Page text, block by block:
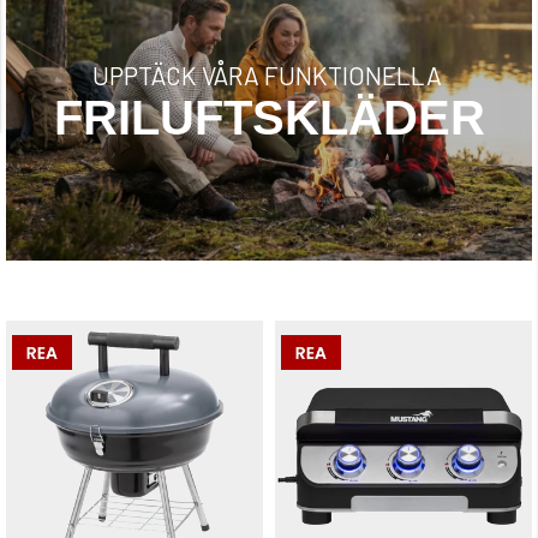
UPPTÄCK VÅRA FUNKTIONELLA
FRILUFTSKLÄDER